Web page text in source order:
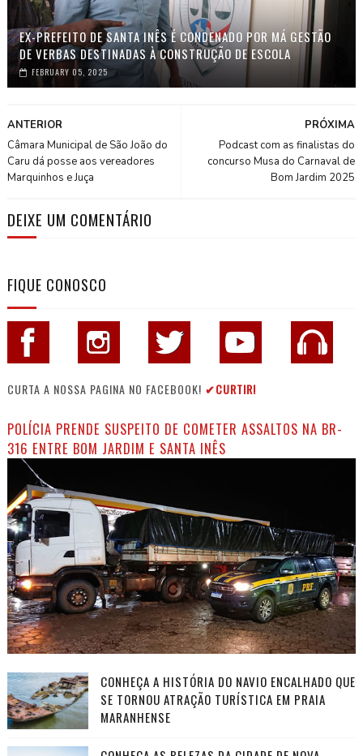
EX-PREFEITO DE SANTA INÊS É CONDENADO POR MÁ GESTÃO
DE VERBAS DESTINADAS À CONSTRUÇÃO DE ESCOLA
FEBRUARY 05, 2025
PRÓXIMA
Podcast com as finalistas do
concurso Musa do Carnaval de
Bom Jardim 2025
ANTERIOR
Câmara Municipal de São João do
Caru dá posse aos vereadores
Marquinhos e Juça
DEIXE UM COMENTÁRIO
FIQUE CONOSCO
CURTA A NOSSA PAGINA NO FACEBOOK! ✔CURTIR!
POLÍCIA PRENDE SUSPEITO DE COMETER ASSALTOS NA BR-
316 ENTRE BOM JARDIM E SANTA INÊS
CONHEÇA A HISTÓRIA DO NAVIO ENCALHADO QUE
SE TORNOU ATRAÇÃO TURÍSTICA EM PRAIA
MARANHENSE